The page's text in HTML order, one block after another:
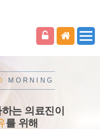
MORNING
는 의료진이
를 위해